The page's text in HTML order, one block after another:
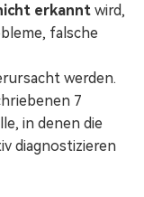
erkannt wird,
falsche
werden.
7
in denen die
diagnostizieren